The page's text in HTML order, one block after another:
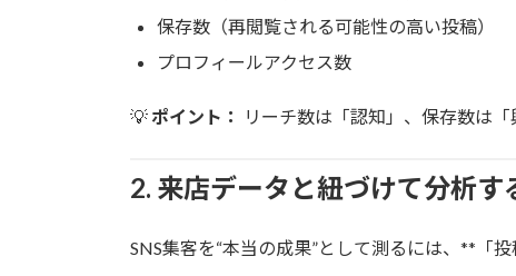
保存数（再閲覧される可能性の高い投稿）
プロフィールアクセス数
💡 ポイント： リーチ数は「認知」、保存数は
2. 来店データと紐づけて分析す
SNS集客を“本当の成果”として測るには、**「